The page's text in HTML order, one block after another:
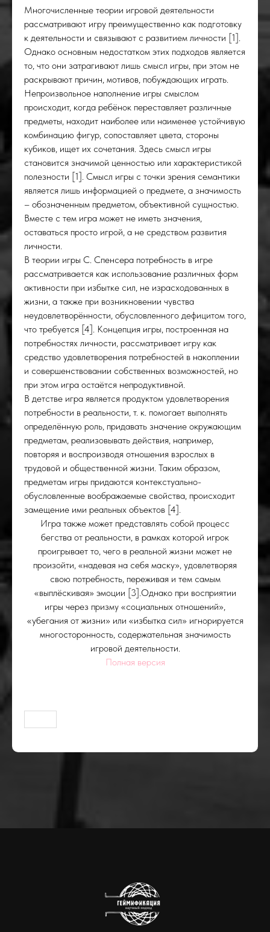
Многочисленные теории игровой деятельности
рассматривают игру преимущественно как подготовку
к деятельности и связывают с развитием личности [1].
Однако основным недостатком этих подходов является
то, что они затрагивают лишь смысл игры, при этом не
раскрывают причин, мотивов, побуждающих играть.
Непроизвольное наполнение игры смыслом
происходит, когда ребёнок переставляет различные
предметы, находит наиболее или наименее устойчивую
комбинацию фигур, сопоставляет цвета, стороны
кубиков, ищет их сочетания. Здесь смысл игры
становится значимой ценностью или характеристикой
полезности [1]. Смысл игры с точки зрения семантики
является лишь информацией о предмете, а значимость
– обозначенным предметом, объективной сущностью.
Вместе с тем игра может не иметь значения,
оставаться просто игрой, а не средством развития
личности.
В теории игры С. Спенсера потребность в игре
рассматривается как использование различных форм
активности при избытке сил, не израсходованных в
жизни, а также при возникновении чувства
неудовлетворённости, обусловленного дефицитом того,
что требуется [4]. Концепция игры, построенная на
потребностях личности, рассматривает игру как
средство удовлетворения потребностей в накоплении
и совершенствовании собственных возможностей, но
при этом игра остаётся непродуктивной.
В детстве игра является продуктом удовлетворения
потребности в реальности, т. к. помогает выполнять
определённую роль, придавать значение окружающим
предметам, реализовывать действия, например,
повторяя и воспроизводя отношения взрослых в
трудовой и общественной жизни. Таким образом,
предметам игры придаются контекстуально-
обусловленные воображаемые свойства, происходит
замещение ими реальных объектов [4].
Игра также может представлять собой процесс
бегства от реальности, в рамках которой игрок
проигрывает то, чего в реальной жизни может не
произойти, «надевая на себя маску», удовлетворяя
свою потребность, переживая и тем самым
«выплёскивая» эмоции [3].Однако при восприятии
игры через призму «социальных отношений»,
«убегания от жизни» или «избытка сил» игнорируется
многосторонность, содержательная значимость
игровой деятельности.
Полная версия